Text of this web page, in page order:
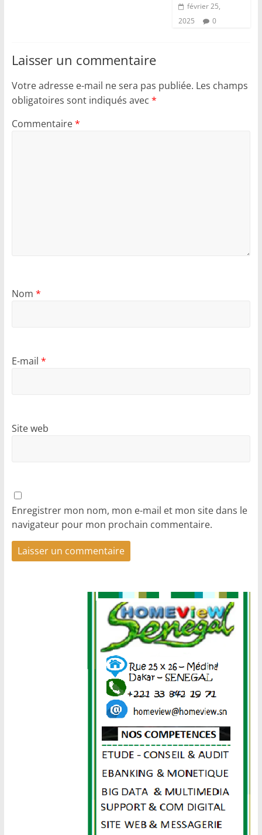
février 25,
2025
0
Laisser un commentaire
Votre adresse e-mail ne sera pas publiée. Les champs
obligatoires sont indiqués avec *
Commentaire*
Nom *
E-mail *
Site web
Enregistrer mon nom, mon e-mail et mon site dans le
navigateur pour mon prochain commentaire.